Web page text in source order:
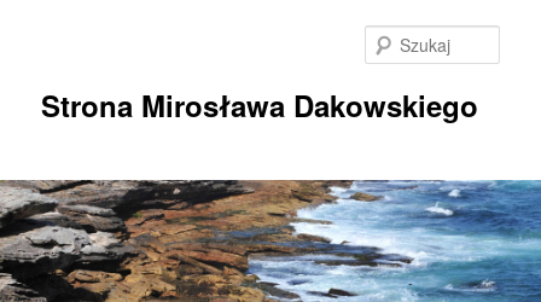
Strona Mirosława Dakowskiego